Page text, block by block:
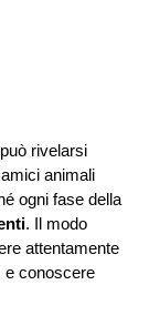
rivelarsi
animali
ogni fase della
. Il modo
attentamente
e conoscere